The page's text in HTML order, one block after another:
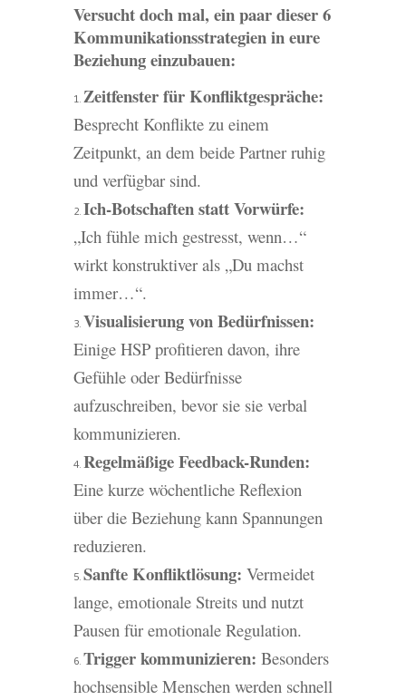
Versucht doch mal, ein paar dieser 6
Kommunikationsstrategien in eure
Beziehung einzubauen:
Zeitfenster für Konfliktgespräche:
Besprecht Konflikte zu einem
Zeitpunkt, an dem beide Partner ruhig
und verfügbar sind.
Ich-Botschaften statt Vorwürfe:
„Ich fühle mich gestresst, wenn…“
wirkt konstruktiver als „Du machst
immer…“.
Visualisierung von Bedürfnissen:
Einige HSP profitieren davon, ihre
Gefühle oder Bedürfnisse
aufzuschreiben, bevor sie sie verbal
kommunizieren.
Regelmäßige Feedback-Runden:
Eine kurze wöchentliche Reflexion
über die Beziehung kann Spannungen
reduzieren.
Sanfte Konfliktlösung: Vermeidet
lange, emotionale Streits und nutzt
Pausen für emotionale Regulation.
Trigger kommunizieren: Besonders
hochsensible Menschen werden schnell